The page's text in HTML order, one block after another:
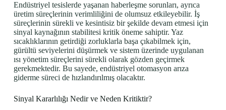
Endüstriyel tesislerde yaşanan haberleşme sorunları, ayrıca
üretim süreçlerinin verimliliğini de olumsuz etkileyebilir. İş
süreçlerinin sürekli ve kesintisiz bir şekilde devam etmesi için
sinyal kaynağının stabilitesi kritik öneme sahiptir. Yaz
sıcaklıklarının getirdiği zorluklarla başa çıkabilmek için,
gürültü seviyelerini düşürmek ve sistem üzerinde uygulanan
ısı yönetim süreçlerini sürekli olarak gözden geçirmek
gerekmektedir. Bu sayede, endüstriyel otomasyon arıza
giderme süreci de hızlandırılmış olacaktır.
Sinyal Kararlılığı Nedir ve Neden Kritiktir?